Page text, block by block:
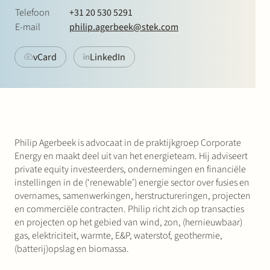
Telefoon
+31 20 530 5291
E-mail
philip.agerbeek@stek.com
vCard LinkedIn
Philip Agerbeek is advocaat in de praktijkgroep Corporate
Energy en maakt deel uit van het energieteam. Hij adviseert
private equity investeerders, ondernemingen en financiële
instellingen in de (‘renewable’) energie sector over fusies en
overnames, samenwerkingen, herstructureringen, projecten
en commerciële contracten. Philip richt zich op transacties
en projecten op het gebied van wind, zon, (hernieuwbaar)
gas, elektriciteit, warmte, E&P, waterstof, geothermie,
(batterij)opslag en biomassa.
Werken bij Stek